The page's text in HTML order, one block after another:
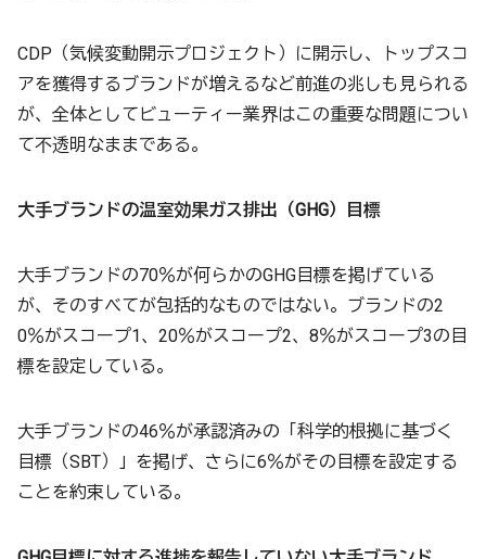
CDP（気候変動開示プロジェクト）に開示し、トップスコ
アを獲得するブランドが増えるなど前進の兆しも見られる
が、全体としてビューティー業界はこの重要な問題につい
て不透明なままである。
大手ブランドの温室効果ガス排出（GHG）目標
大手ブランドの70％が何らかのGHG目標を掲げている
が、そのすべてが包括的なものではない。ブランドの2
0％がスコープ1、20％がスコープ2、8％がスコープ3の目
標を設定している。
大手ブランドの46％が承認済みの「科学的根拠に基づく
目標（SBT）」を掲げ、さらに6％がその目標を設定する
ことを約束している。